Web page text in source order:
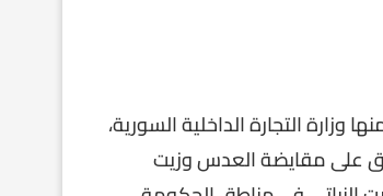
التجارة الداخلية السورية،
الذي أفضى إلى الاتفاق على مقايضة العدس وزيت